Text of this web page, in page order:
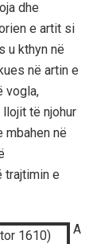
dhe
e artit si
u kthyn në
në artin e
vogla,
të njohur
mbahen në
trajtimin e
A